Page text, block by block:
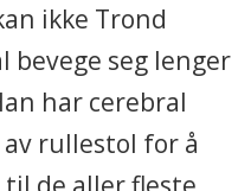
ikke Trond
bevege seg lenger
har cerebral
rullestol for å